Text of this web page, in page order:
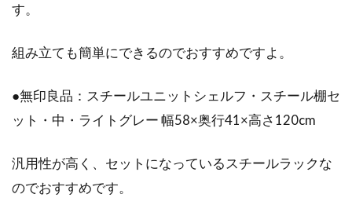
す。
組み立ても簡単にできるのでおすすめですよ。
●無印良品：スチールユニットシェルフ・スチール棚セ
ット・中・ライトグレー 幅58×奥行41×高さ120cm
汎用性が高く、セットになっているスチールラックな
のでおすすめです。